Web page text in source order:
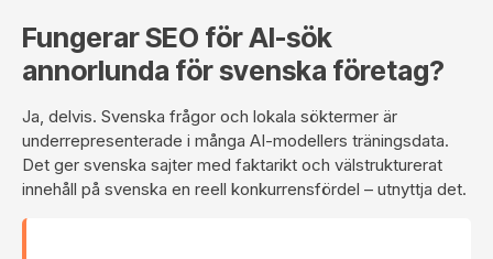
Fungerar SEO för AI-sök
annorlunda för svenska företag?
Ja, delvis. Svenska frågor och lokala söktermer är
underrepresenterade i många AI-modellers träningsdata.
Det ger svenska sajter med faktarikt och välstrukturerat
innehåll på svenska en reell konkurrensfördel – utnyttja det.